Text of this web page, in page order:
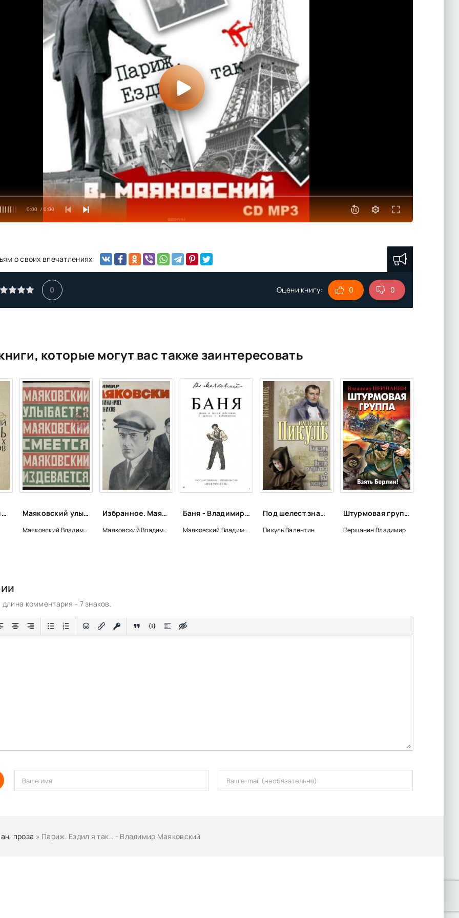
0:00 / 0:00
о своих впечатлениях:
0 Оцени книгу: 0 0
которые могут вас также заинтересовать
Биографические очерки зарубежных композиторов Маяковский улыбается, смеется, издевается - Владимир Маяковский
Маяковский Владимир
Избранное. Маяковский в воспоминаниях современников - Владимир Маяковский
Маяковский Владимир
Баня - Владимир Маяковский
Маяковский Владимир
Под шелест знамён: Париж на три часа. Каждому своё - Валентин Пикуль
Пикуль Валентин
Штурмовая группа. Взять Берлин! - Владимир Першанин
Першанин Владимир
комментария - 7 знаков.
проза » Париж. Ездил я так… - Владимир Маяковский